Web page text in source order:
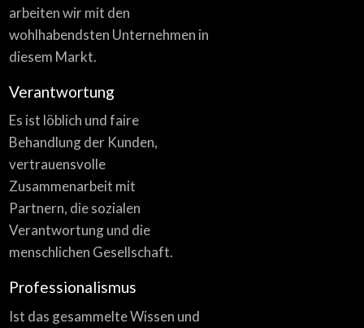
arbeiten wir mit den
wohlhabendsten Unternehmen in
diesem Markt.
Verantwortung
Es ist löblich und faire
Behandlung der Kunden,
vertrauensvolle
Zusammenarbeit mit
Partnern, die sozialen
Verantwortung und die
menschlichen Gesellschaft.
Professionalismus
Ist das gesammelte Wissen und